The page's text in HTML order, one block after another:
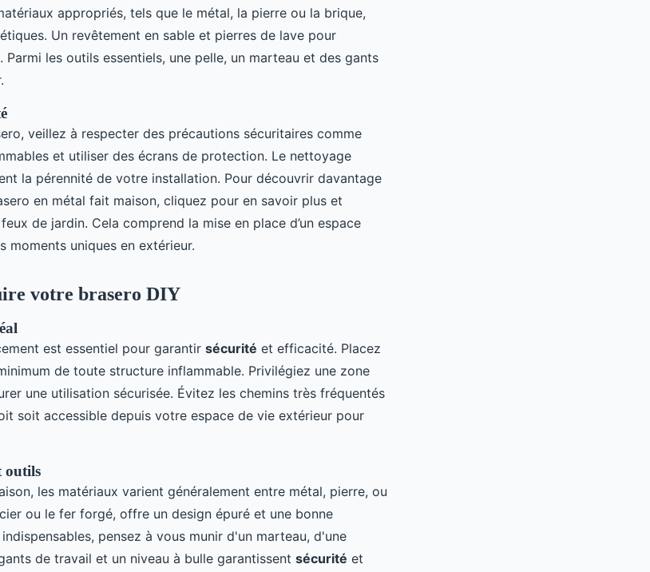
appropriés, tels que le métal, la pierre ou la brique,
Un revêtement en sable et pierres de lave pour
les outils essentiels, une pelle, un marteau et des gants
veillez à respecter des précautions sécuritaires comme
et utiliser des écrans de protection. Le nettoyage
la pérennité de votre installation. Pour découvrir davantage
en métal fait maison, cliquez pour en savoir plus et
de jardin. Cela comprend la mise en place d’un espace
moments uniques en extérieur.
votre brasero DIY
est essentiel pour garantir sécurité et efficacité. Placez
de toute structure inflammable. Privilégiez une zone
une utilisation sécurisée. Évitez les chemins très fréquentés
soit accessible depuis votre espace de vie extérieur pour
outils
les matériaux varient généralement entre métal, pierre, ou
ou le fer forgé, offre un design épuré et une bonne
pensez à vous munir d'un marteau, d'une
de travail et un niveau à bulle garantissent sécurité et